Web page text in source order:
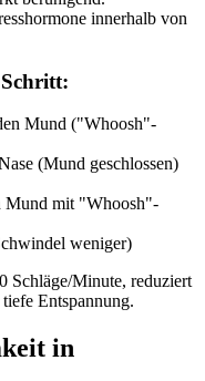
innerhalb von
Mund ("Whoosh"-
(Mund geschlossen)
Mund mit "Whoosh"-
weniger)
Schläge/Minute, reduziert
Entspannung.
in